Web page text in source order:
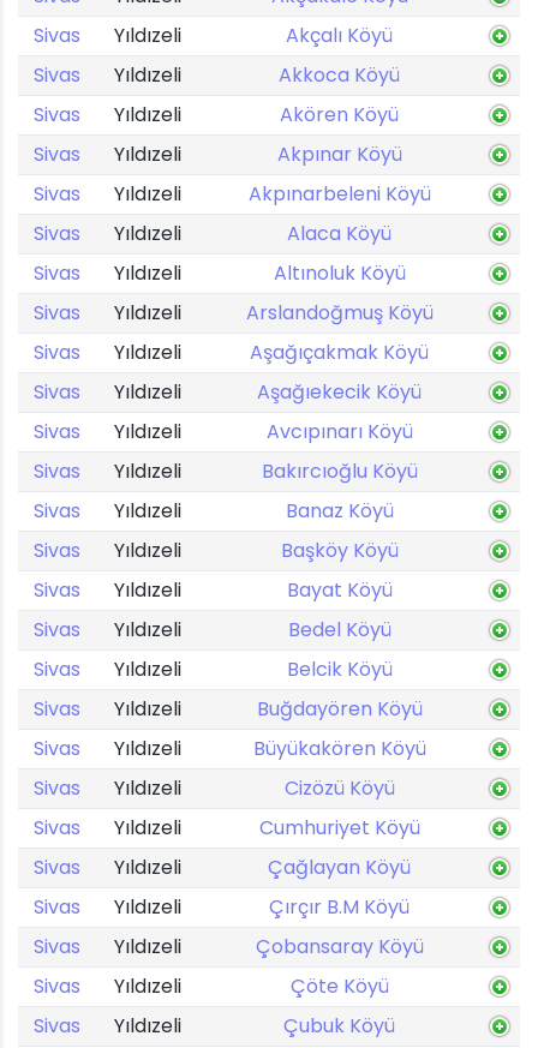
Sivas
Yıldızeli
Akçalı Köyü
Sivas
Yıldızeli
Akkoca Köyü
Sivas
Yıldızeli
Akören Köyü
Sivas
Yıldızeli
Akpınar Köyü
Sivas
Yıldızeli
Akpınarbeleni Köyü
Sivas
Yıldızeli
Alaca Köyü
Sivas
Yıldızeli
Altınoluk Köyü
Sivas
Yıldızeli
Arslandoğmuş Köyü
Sivas
Yıldızeli
Aşağıçakmak Köyü
Sivas
Yıldızeli
Aşağıekecik Köyü
Sivas
Yıldızeli
Avcıpınarı Köyü
Sivas
Yıldızeli
Bakırcıoğlu Köyü
Sivas
Yıldızeli
Banaz Köyü
Sivas
Yıldızeli
Başköy Köyü
Sivas
Yıldızeli
Bayat Köyü
Sivas
Yıldızeli
Bedel Köyü
Sivas
Yıldızeli
Belcik Köyü
Sivas
Yıldızeli
Buğdayören Köyü
Sivas
Yıldızeli
Büyükakören Köyü
Sivas
Yıldızeli
Cizözü Köyü
Sivas
Yıldızeli
Cumhuriyet Köyü
Sivas
Yıldızeli
Çağlayan Köyü
Sivas
Yıldızeli
Çırçır B.M Köyü
Sivas
Yıldızeli
Çobansaray Köyü
Sivas
Yıldızeli
Çöte Köyü
Sivas
Yıldızeli Çubuk Köyü